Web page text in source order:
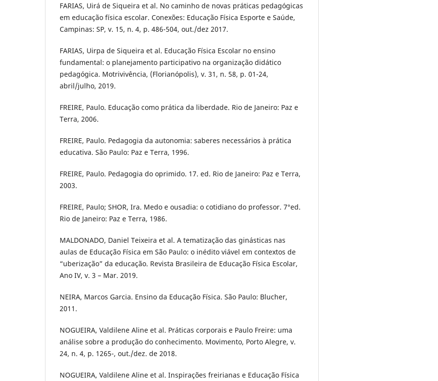
FARIAS, Uirá de Siqueira et al. No caminho de novas práticas pedagógicas
em educação física escolar. Conexões: Educação Física Esporte e Saúde,
Campinas: SP, v. 15, n. 4, p. 486-504, out./dez 2017.
FARIAS, Uirpa de Siqueira et al. Educação Física Escolar no ensino
fundamental: o planejamento participativo na organização didático
pedagógica. Motrivivência, (Florianópolis), v. 31, n. 58, p. 01-24,
abril/julho, 2019.
FREIRE, Paulo. Educação como prática da liberdade. Rio de Janeiro: Paz e
Terra, 2006.
FREIRE, Paulo. Pedagogia da autonomia: saberes necessários à prática
educativa. São Paulo: Paz e Terra, 1996.
FREIRE, Paulo. Pedagogia do oprimido. 17. ed. Rio de Janeiro: Paz e Terra,
2003.
FREIRE, Paulo; SHOR, Ira. Medo e ousadia: o cotidiano do professor. 7°ed.
Rio de Janeiro: Paz e Terra, 1986.
MALDONADO, Daniel Teixeira et al. A tematização das ginásticas nas
aulas de Educação Física em São Paulo: o inédito viável em contextos de
“uberização” da educação. Revista Brasileira de Educação Física Escolar,
Ano IV, v. 3 – Mar. 2019.
NEIRA, Marcos Garcia. Ensino da Educação Física. São Paulo: Blucher,
2011.
NOGUEIRA, Valdilene Aline et al. Práticas corporais e Paulo Freire: uma
análise sobre a produção do conhecimento. Movimento, Porto Alegre, v.
24, n. 4, p. 1265-, out./dez. de 2018.
NOGUEIRA, Valdilene Aline et al. Inspirações freirianas e Educação Física